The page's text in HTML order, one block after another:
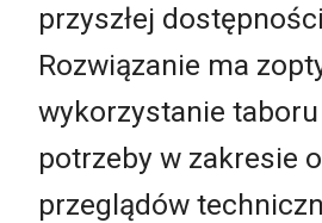
przyszłej
Rozwiązanie ma
wykorzystanie
potrzeby w zakresie
przeglądów